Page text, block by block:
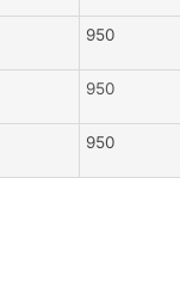
950
950
950